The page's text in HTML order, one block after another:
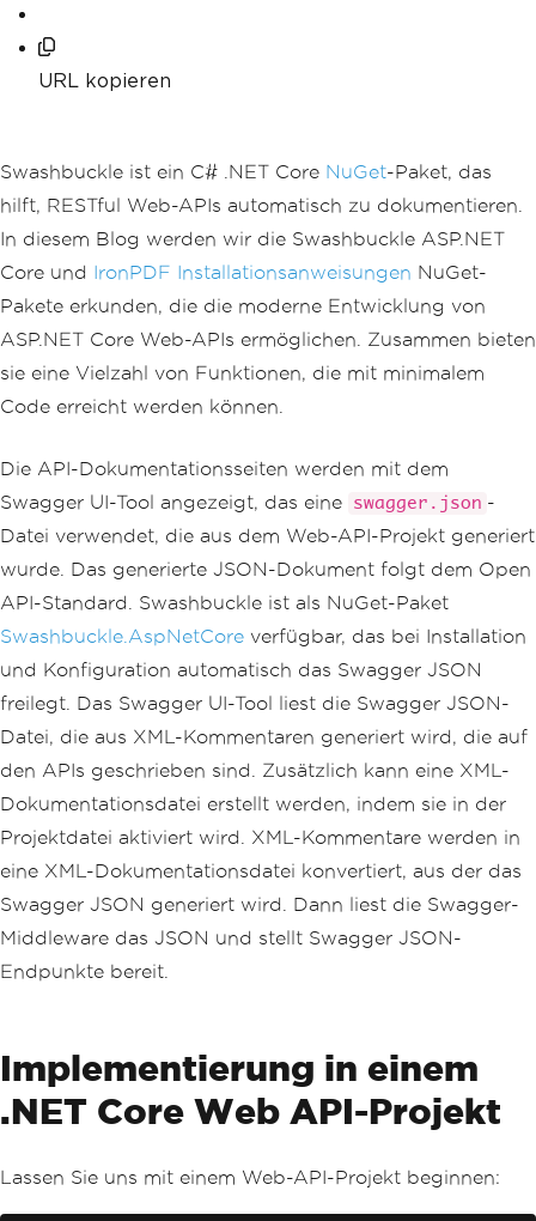
URL kopieren
Swashbuckle ist ein C# .NET Core NuGet-Paket, das
hilft, RESTful Web-APIs automatisch zu dokumentieren.
In diesem Blog werden wir die Swashbuckle ASP.NET
Core und IronPDF Installationsanweisungen NuGet-
Pakete erkunden, die die moderne Entwicklung von
ASP.NET Core Web-APIs ermöglichen. Zusammen bieten
sie eine Vielzahl von Funktionen, die mit minimalem
Code erreicht werden können.
Die API-Dokumentationsseiten werden mit dem
Swagger UI-Tool angezeigt, das eine
swagger.json -
Datei verwendet, die aus dem Web-API-Projekt generiert
wurde. Das generierte JSON-Dokument folgt dem Open
API-Standard. Swashbuckle ist als NuGet-Paket
Swashbuckle.AspNetCore verfügbar, das bei Installation
und Konfiguration automatisch das Swagger JSON
freilegt. Das Swagger UI-Tool liest die Swagger JSON-
Datei, die aus XML-Kommentaren generiert wird, die auf
den APIs geschrieben sind. Zusätzlich kann eine XML-
Dokumentationsdatei erstellt werden, indem sie in der
Projektdatei aktiviert wird. XML-Kommentare werden in
eine XML-Dokumentationsdatei konvertiert, aus der das
Swagger JSON generiert wird. Dann liest die Swagger-
Middleware das JSON und stellt Swagger JSON-
Endpunkte bereit.
Implementierung in einem
.NET Core Web API-Projekt
Lassen Sie uns mit einem Web-API-Projekt beginnen: